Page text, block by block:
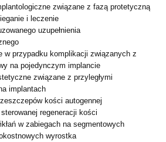
związane z fazą protetyczną
i leczenie
uzupełnienia
w przypadku komplikacji związanych z
na pojedynczym implancie
związane z przyległymi
implantach
kości autogennej
regeneracji kości
w zabiegach na segmentowych
wyrostka